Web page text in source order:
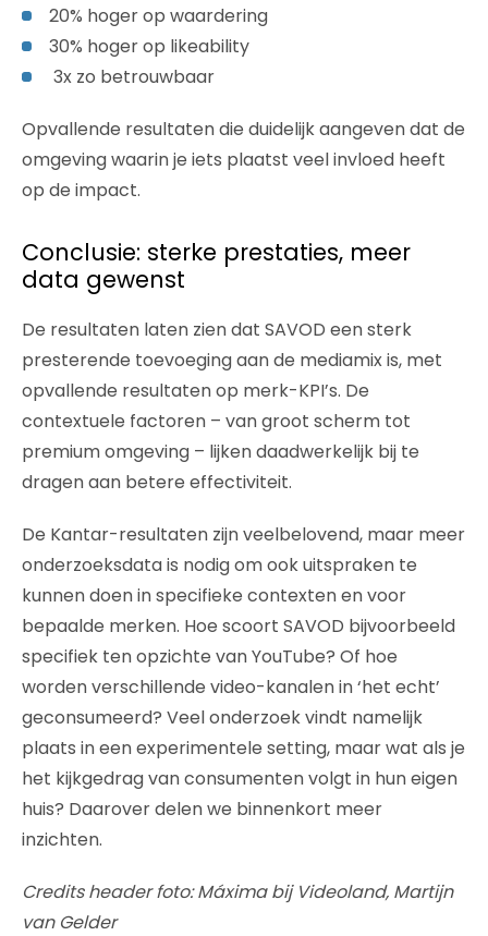
20% hoger op waardering
30% hoger op likeability
3x zo betrouwbaar
Opvallende resultaten die duidelijk aangeven dat de
omgeving waarin je iets plaatst veel invloed heeft
op de impact.
Conclusie: sterke prestaties, meer
data gewenst
De resultaten laten zien dat SAVOD een sterk
presterende toevoeging aan de mediamix is, met
opvallende resultaten op merk-KPI’s. De
contextuele factoren – van groot scherm tot
premium omgeving – lijken daadwerkelijk bij te
dragen aan betere effectiviteit.
De Kantar-resultaten zijn veelbelovend, maar meer
onderzoeksdata is nodig om ook uitspraken te
kunnen doen in specifieke contexten en voor
bepaalde merken. Hoe scoort SAVOD bijvoorbeeld
specifiek ten opzichte van YouTube? Of hoe
worden verschillende video-kanalen in ‘het echt’
geconsumeerd? Veel onderzoek vindt namelijk
plaats in een experimentele setting, maar wat als je
het kijkgedrag van consumenten volgt in hun eigen
huis? Daarover delen we binnenkort meer
inzichten.
Credits header foto: Máxima bij Videoland, Martijn
van Gelder